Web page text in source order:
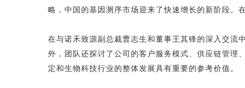
略，中国的基因测序市场迎来了快速增长的新阶段。
在与诺禾致源副总裁曹志生和董事王其锋的深入交流
外，团队还探讨了公司的客户服务模式、供应链管理
定和生物科技行业的整体发展具有重要的参考价值。